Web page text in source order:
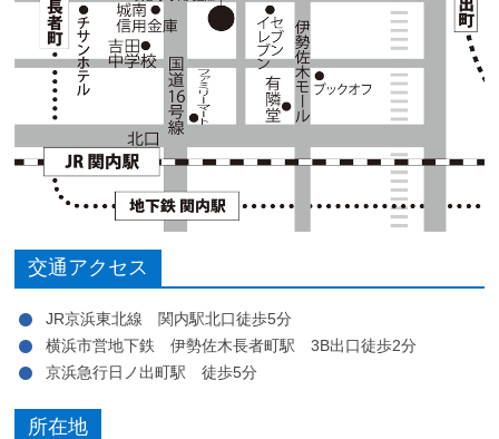
交通アクセス
JR京浜東北線 関内駅北口徒歩5分
横浜市営地下鉄 伊勢佐木長者町駅 3B出口徒歩2分
京浜急行日ノ出町駅 徒歩5分
所在地